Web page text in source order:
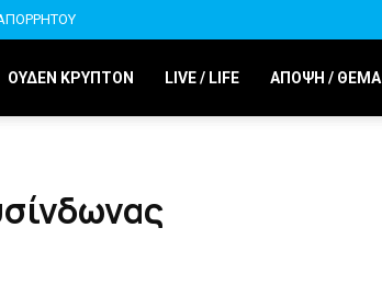
ΟΥΔΕΝ ΚΡΥΠΤΟΝ LIVE / LIFE ΑΠΟΨΗ / ΘΕΜΑ